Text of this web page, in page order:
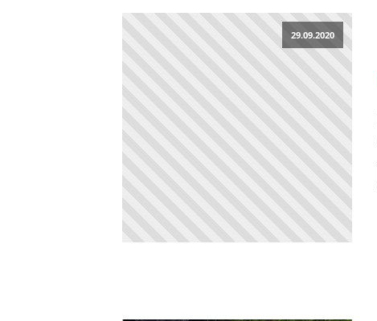
29.09.2020